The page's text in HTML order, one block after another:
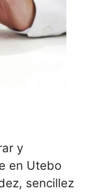
y
en Utebo
sencillez